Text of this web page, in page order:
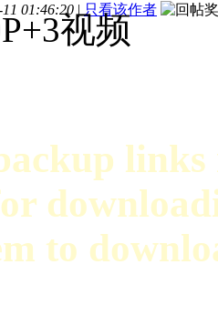
01:46:20 | 只看该作者
视频
to